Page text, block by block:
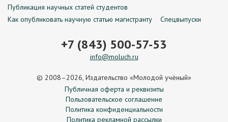
Публикация научных статей студентов
Как опубликовать научную статью магистранту
Спецвыпуски
+7 (843) 500-57-53
info@moluch.ru
© 2008–2026, Издательство «Молодой учёный»
Публичная оферта и реквизиты
Пользовательское соглашение
Политика конфиденциальности
Политика рекламной рассылки